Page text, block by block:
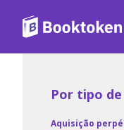
Por tipo de
Aquisição